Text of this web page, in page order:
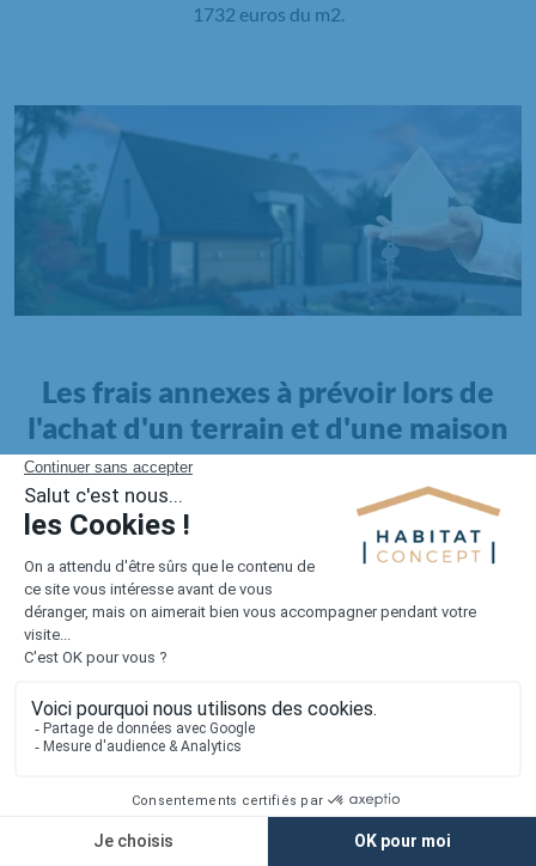
1732 euros du m2.
Les frais annexes à prévoir lors de
l'achat d'un terrain et d'une maison
Il faut également intégrer à votre budget, les
pour la maison. Outre l'achat du terrain et la construction, il
faut prendre en compte la viabilisation si elle n'est pas
proposée par le constructeur. Les frais de raccordements et les
taxes éventuelles coûtent entre 5 000 et 15 000 euros selon la
localisation du terrain et son accès.
Quant auxfrais de notaire
Lorsque vous vous tournez vers une maison existante, il sera
nécessaire de faire des travaux de rénovation. Ceux-ci sont
souvent coûteux et doivent être ajoutés au prix de l'achat